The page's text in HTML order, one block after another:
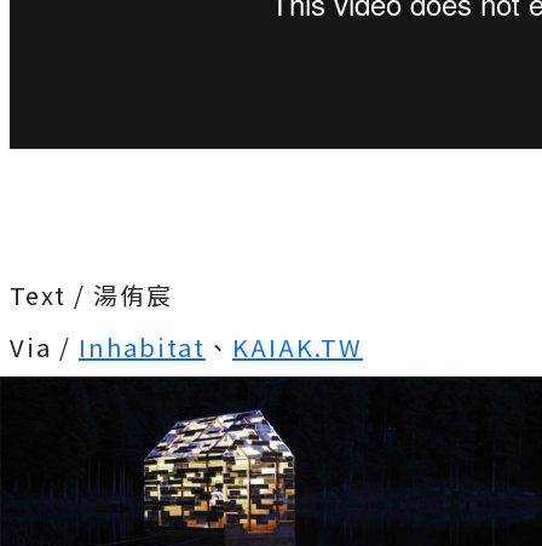
Text / 湯侑宸
Via / Inhabitat 、 KAIAK.TW